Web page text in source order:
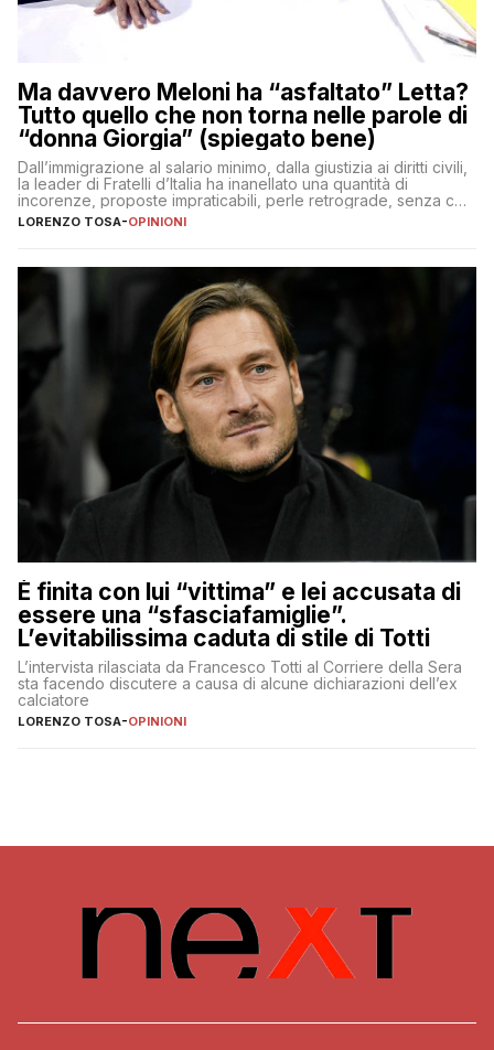
Ma davvero Meloni ha “asfaltato” Letta?
Tutto quello che non torna nelle parole di
“donna Giorgia” (spiegato bene)
Dall’immigrazione al salario minimo, dalla giustizia ai diritti civili,
la leader di Fratelli d’Italia ha inanellato una quantità di
incorenze, proposte impraticabili, perle retrograde, senza che
nessuno – a destra come a sinistra – glielo abbia fatto notare
LORENZO TOSA-OPINIONI
È finita con lui “vittima” e lei accusata di
essere una “sfasciafamiglie”.
L’evitabilissima caduta di stile di Totti
L’intervista rilasciata da Francesco Totti al Corriere della Sera
sta facendo discutere a causa di alcune dichiarazioni dell’ex
calciatore
LORENZO TOSA-OPINIONI